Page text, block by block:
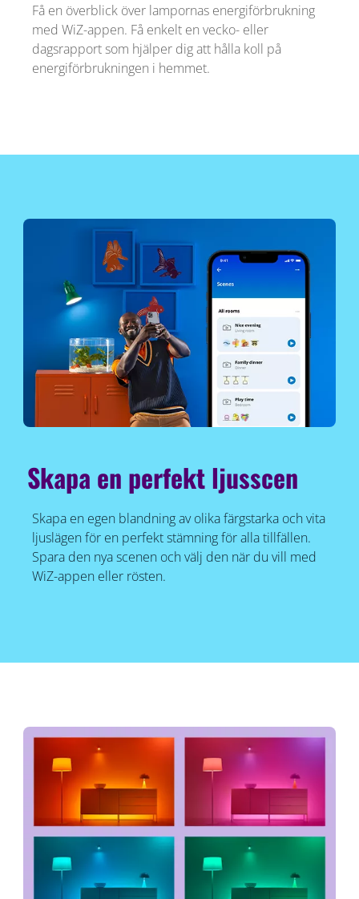
Få en överblick över lampornas energiförbrukning
med WiZ-appen. Få enkelt en vecko- eller
dagsrapport som hjälper dig att hålla koll på
energiförbrukningen i hemmet.
Skapa en perfekt ljusscen
Skapa en egen blandning av olika färgstarka och vita
ljuslägen för en perfekt stämning för alla tillfällen.
Spara den nya scenen och välj den när du vill med
WiZ-appen eller rösten.